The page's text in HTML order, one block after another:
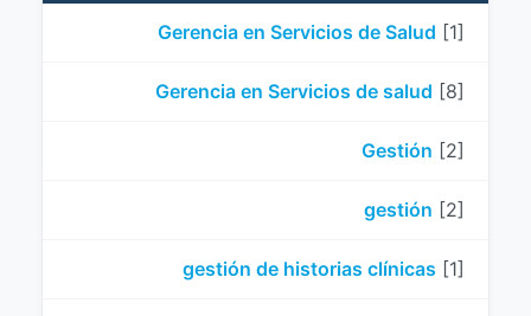
Gerencia en Servicios de Salud [1]
Gerencia en Servicios de salud [8]
Gestión [2]
gestión [2]
gestión de historias clínicas [1]